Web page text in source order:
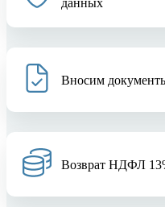
данных
Вносим
Возврат НДФЛ